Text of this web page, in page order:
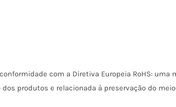
com a Diretiva Europeia RoHS:
produtos e relacionada à preservação do